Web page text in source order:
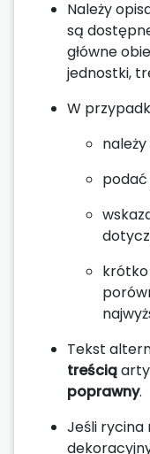
Należy
są
główne
jednostki,
W
krótko
Tekst
treścią
poprawny.
Jeśli rycina